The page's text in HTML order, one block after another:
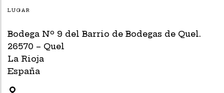
LUGAR
Bodega Nº 9 del Barrio de Bodegas de Quel.
26570 – Quel
La Rioja
España